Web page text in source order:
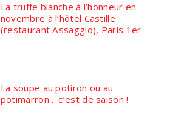
La truffe blanche à l’honneur en
novembre à l’hôtel Castille
(restaurant Assaggio), Paris 1er
La soupe au potiron ou au
potimarron… c’est de saison !